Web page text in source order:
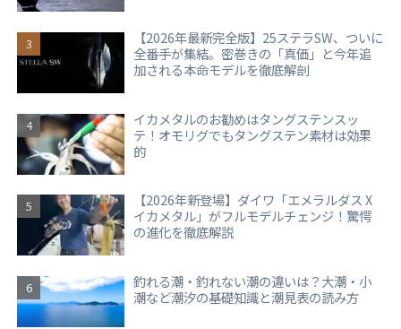
【2026年最新完全版】25ステラSW、ついに
全番手が集結。密巻きの「真価」と今年追
加される本命モデルを徹底解剖
イカメタルのお勧めはタングステンスッ
テ！オモリグでもタングステン素材は効果
的
【2026年新登場】ダイワ「エメラルダス X
イカメタル」がフルモデルチェンジ！驚愕
の進化を徹底解説
釣れる潮・釣れない潮の違いは？大潮・小
潮など潮汐の基礎知識と潮見表の読み方